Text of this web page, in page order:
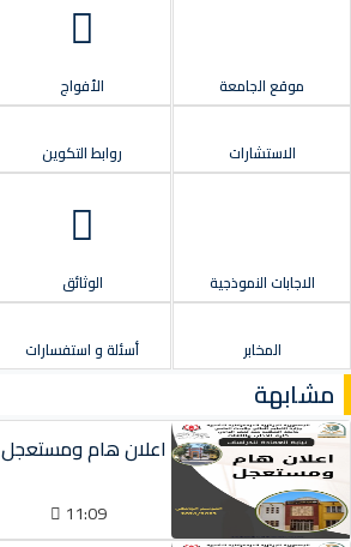
موقع الجامعة الأفواج
الاستشارات روابط التكوين
الاجابات النموذجية الوثائق
المخابر أسئلة و استفسارات
مشابهة
اعلان هام ومستعجل
11:09